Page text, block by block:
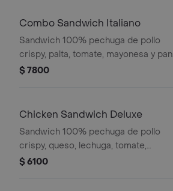
Combo Sandwich Italiano
Sandwich 100% pechuga de pollo
crispy, palta, tomate, mayonesa y pan
brioche, papa frita mediana, gaseosa
$ 7800
Chicken Sandwich Deluxe
Sandwich 100% pechuga de pollo
crispy, queso, lechuga, tomate,
mayonesa, pepinillo y pan brioche
$ 6100